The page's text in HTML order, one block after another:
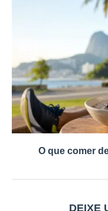
O que comer
DEIXE